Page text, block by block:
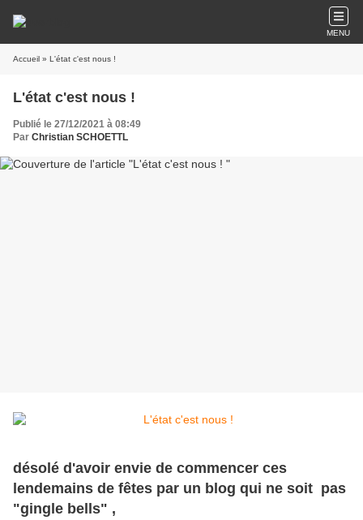
MENU
Accueil » L'état c'est nous !
L'état c'est nous !
Publié le 27/12/2021 à 08:49
Par Christian SCHOETTL
désolé d'avoir envie de commencer ces
lendemains de fêtes par un blog qui ne soit pas
"gingle bells" ,